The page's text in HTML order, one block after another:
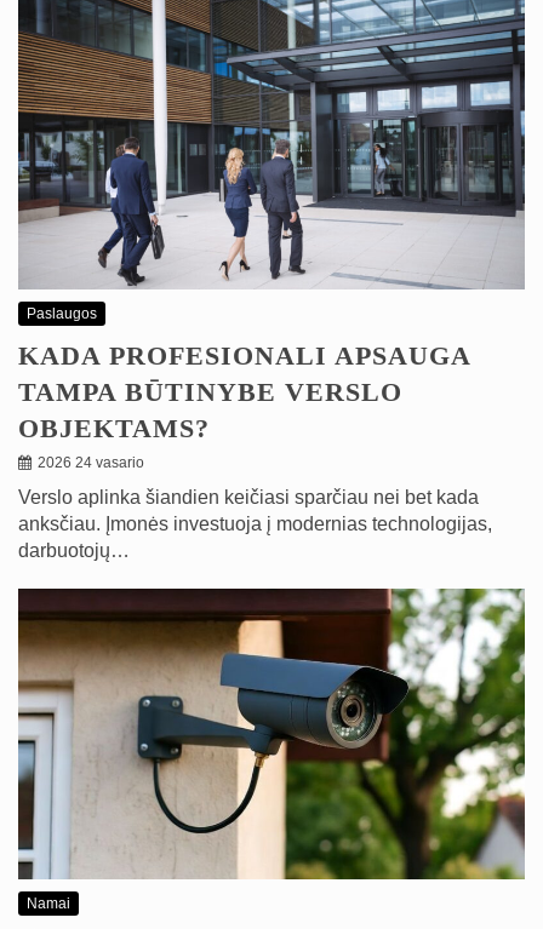
Paslaugos
KADA PROFESIONALI APSAUGA
TAMPA BŪTINYBE VERSLO
OBJEKTAMS?
2026 24 vasario
Verslo aplinka šiandien keičiasi sparčiau nei bet kada
anksčiau. Įmonės investuoja į modernias technologijas,
darbuotojų…
Namai